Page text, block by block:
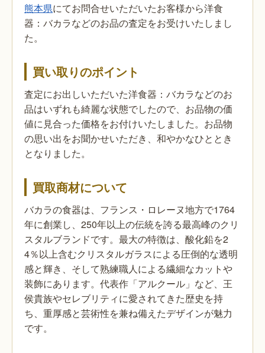
熊本県にてお問合せいただいたお客様から洋食
器：バカラなどのお品の査定をお受けいたしまし
た。
買い取りのポイント
査定にお出しいただいた洋食器：バカラなどのお
品はいずれも綺麗な状態でしたので、お品物の価
値に見合った価格をお付けいたしました。お品物
の思い出をお聞かせいただき、和やかなひととき
となりました。
買取商材について
バカラの食器は、フランス・ロレーヌ地方で1764
年に創業し、250年以上の伝統を誇る最高峰のクリ
スタルブランドです。最大の特徴は、酸化鉛を2
4％以上含むクリスタルガラスによる圧倒的な透明
感と輝き、そして熟練職人による繊細なカットや
装飾にあります。代表作「アルクール」など、王
侯貴族やセレブリティに愛されてきた歴史を持
ち、重厚感と芸術性を兼ね備えたデザインが魅力
です。